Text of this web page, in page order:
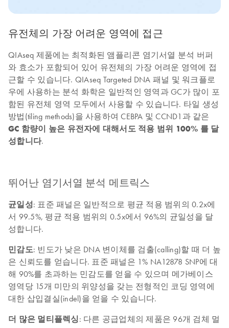
유전체의 가장 어려운 영역에 접근
QIAseq 제품에는 최적화된 앰플리콘 염기서열 분석 버퍼
와 효소가 포함되어 있어 유전체의 가장 어려운 영역에 접
근할 수 있습니다. QIAseq Targeted DNA 패널 및 워크플로
우에 사용하는 분석 화학은 일반적인 영역과 GC가 많이 포
함된 유전체 영역 모두에서 사용할 수 있습니다. 타일 생성
방법(tiling methods)을 사용하여 CEBPA 및 CCND1과 같은
GC 함량이 높은 유전자에 대해서도 적용 범위 100% 를 달
성합니다.
뛰어난 염기서열 분석 메트릭스
균일성: 표준 패널은 일반적으로 평균 적용 범위의 0.2x에
서 99.5%, 평균 적용 범위의 0.5x에서 96%의 균일성을 달
성합니다.
민감도: 빈도가 낮은 DNA 변이체를 검출(calling)할 때 더 높
은 신뢰도를 얻습니다. 표준 패널은 1% NA12878 SNP에 대
해 90%를 초과하는 민감도를 얻을 수 있으며 메가베이스
영역당 15개 미만의 위양성을 갖는 전형적인 코딩 영역에
대한 삽입결실(indel)을 얻을 수 있습니다.
더 많은 멀티플렉싱 : 다른 공급업체의 제품은 96개 검체 멀